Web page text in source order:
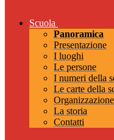
Scuola
Panoramica
Presentazione
I luoghi
Le persone
I numeri della
Le carte della
Organizzazione
La storia
Contatti